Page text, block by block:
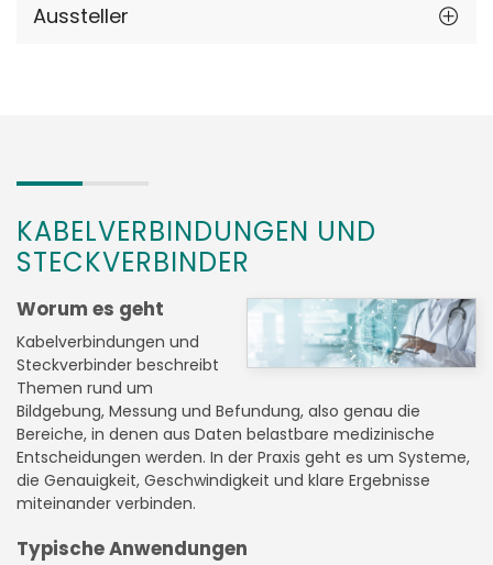
Aussteller
KABELVERBINDUNGEN UND
STECKVERBINDER
Worum es geht
Kabelverbindungen und
Steckverbinder beschreibt
Themen rund um
Bildgebung, Messung und Befundung, also genau die
Bereiche, in denen aus Daten belastbare medizinische
Entscheidungen werden. In der Praxis geht es um Systeme,
die Genauigkeit, Geschwindigkeit und klare Ergebnisse
miteinander verbinden.
Typische Anwendungen